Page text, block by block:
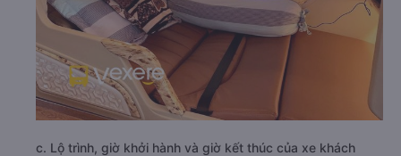
c. Lộ trình, giờ khởi hành và giờ kết thúc của xe khách